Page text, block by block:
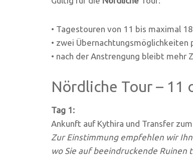
• Tagestouren von 11 bis maximal
• zwei Übernachtungsmöglichkeiten
• nach der Anstrengung bleibt mehr
Nördliche Tour – 11
Tag 1:
Ankunft auf Kythira und Transfer
Zur Einstimmung empfehlen wir
wo Sie auf beeindruckende